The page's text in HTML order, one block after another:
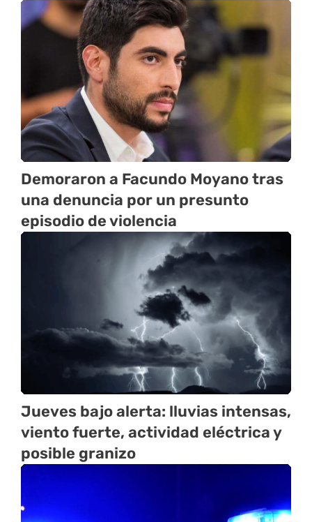
Demoraron a Facundo Moyano tras
una denuncia por un presunto
episodio de violencia
Jueves bajo alerta: lluvias intensas,
viento fuerte, actividad eléctrica y
posible granizo